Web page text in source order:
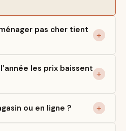
pas cher tient
les prix baissent
ou en ligne ?